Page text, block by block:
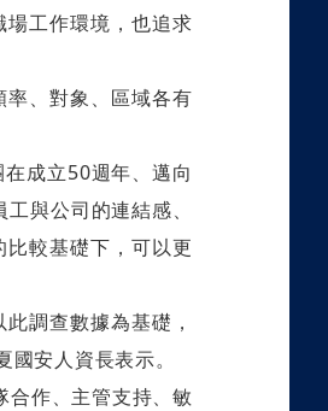
工作環境，也追求
、對象、區域各有
成立50週年、邁向
與公司的連結感、
較基礎下，可以更
調查數據為基礎，
安人資長表示。
作、主管支持、敏